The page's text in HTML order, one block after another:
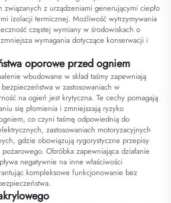
związanych z urządzeniami generującymi ciepło
izolacji termicznej. Możliwość wytrzymywania
częstej wymiany w środowiskach o
wymagania dotyczące konserwacji i
oporowe przed ogniem
wbudowane w skład taśmy zapewniają
w zastosowaniach w
na ogień jest krytyczna. Te cechy pomagają
się płomienia i zmniejszają ryzyko
co czyni taśmę odpowiednią do
zastosowaniach motoryzacyjnych
gdzie obowiązują rygorystyczne przepisy
Obróbka zapewniająca działanie
negatywnie na inne właściwości
kompleksowe funkcjonowanie bez